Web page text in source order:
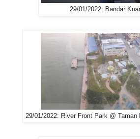
29/01/2022: Bandar
29/01/2022: River Front Park @ Taman